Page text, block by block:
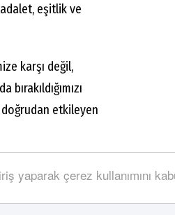
çerez kullanımını
eşitlik ve
karşı değil,
doğrudan etkileyen
açıklanması